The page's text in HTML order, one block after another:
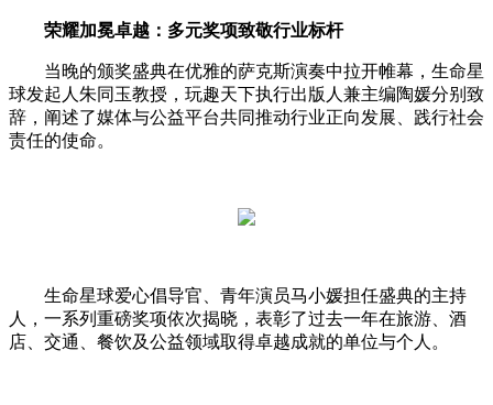
荣耀加冕卓越：多元奖项致敬行业标杆
当晚的颁奖盛典在优雅的萨克斯演奏中拉开帷幕，生命星
球发起人朱同玉教授，玩趣天下执行出版人兼主编陶媛分别致
辞，阐述了媒体与公益平台共同推动行业正向发展、践行社会
责任的使命。
生命星球爱心倡导官、青年演员马小媛担任盛典的主持
人，一系列重磅奖项依次揭晓，表彰了过去一年在旅游、酒
店、交通、餐饮及公益领域取得卓越成就的单位与个人。